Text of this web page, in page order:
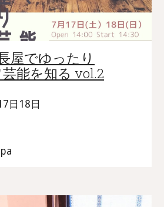
屋でゆったり
能を知る vol.2
日18日